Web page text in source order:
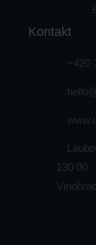
Kontakt
+420
130 00